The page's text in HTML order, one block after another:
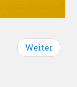
Weiter